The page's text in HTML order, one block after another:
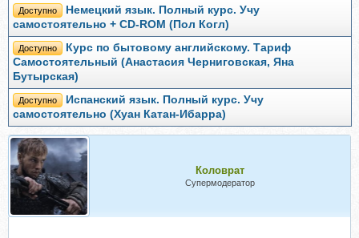
Доступно
Немецкий язык. Полный курс. Учу
самостоятельно + CD-ROM (Пол Когл)
Доступно
Курс по бытовому английскому. Тариф
Самостоятельный (Анастасия Черниговская, Яна
Бутырская)
Доступно
Испанский язык. Полный курс. Учу
самостоятельно (Хуан Катан-Ибарра)
Коловрат
Супермодератор